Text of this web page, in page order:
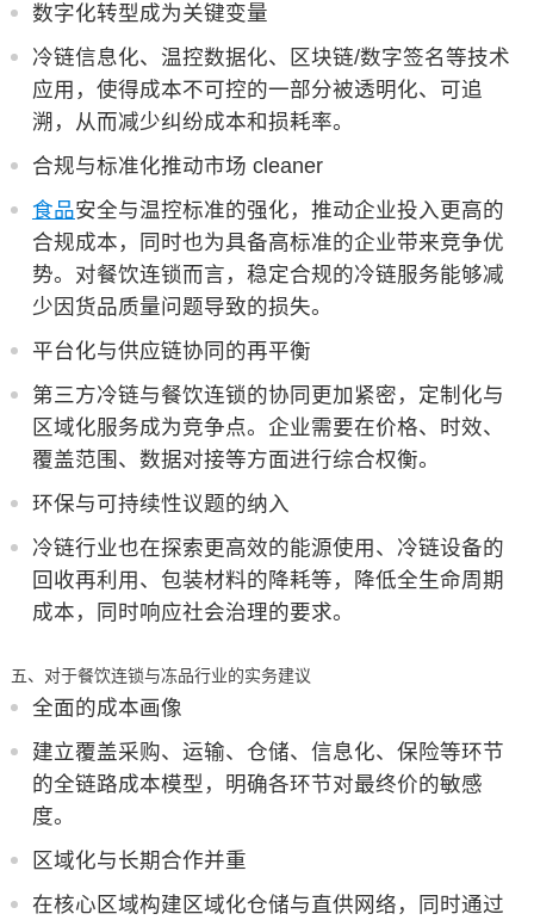
数字化转型成为关键变量
冷链信息化、温控数据化、区块链/数字签名等技术
应用，使得成本不可控的一部分被透明化、可追
溯，从而减少纠纷成本和损耗率。
合规与标准化推动市场 cleaner
食品安全与温控标准的强化，推动企业投入更高的
合规成本，同时也为具备高标准的企业带来竞争优
势。对餐饮连锁而言，稳定合规的冷链服务能够减
少因货品质量问题导致的损失。
平台化与供应链协同的再平衡
第三方冷链与餐饮连锁的协同更加紧密，定制化与
区域化服务成为竞争点。企业需要在价格、时效、
覆盖范围、数据对接等方面进行综合权衡。
环保与可持续性议题的纳入
冷链行业也在探索更高效的能源使用、冷链设备的
回收再利用、包装材料的降耗等，降低全生命周期
成本，同时响应社会治理的要求。
五、对于餐饮连锁与冻品行业的实务建议
全面的成本画像
建立覆盖采购、运输、仓储、信息化、保险等环节
的全链路成本模型，明确各环节对最终价的敏感
度。
区域化与长期合作并重
在核心区域构建区域化仓储与直供网络，同时通过